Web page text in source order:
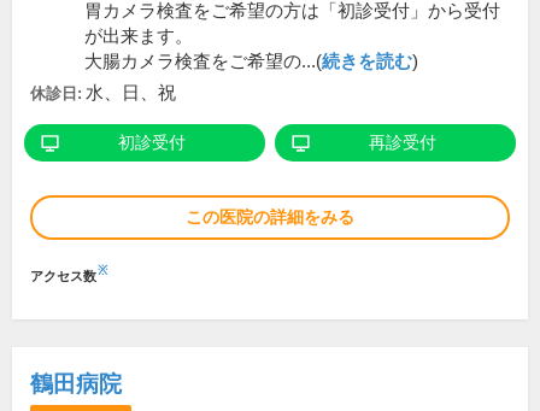
胃カメラ検査をご希望の方は「初診受付」から受付
が出来ます。
大腸カメラ検査をご希望の...(続きを読む)
休診日: 水、日、祝
初診受付 再診受付
この医院の詳細をみる
アクセス数※
鶴田病院